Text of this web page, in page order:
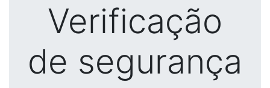
Verificação
de segurança